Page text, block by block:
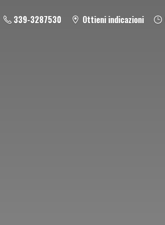
339-3287530 Ottieni indicazioni